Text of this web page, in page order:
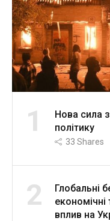
1
Нова сила
політику
33 Shares
2
Глобальні
економічні
вплив на